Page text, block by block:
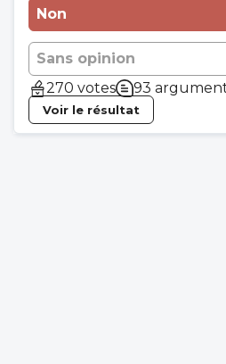
Non
Sans opinion
270 votes
93
Voir le résultat